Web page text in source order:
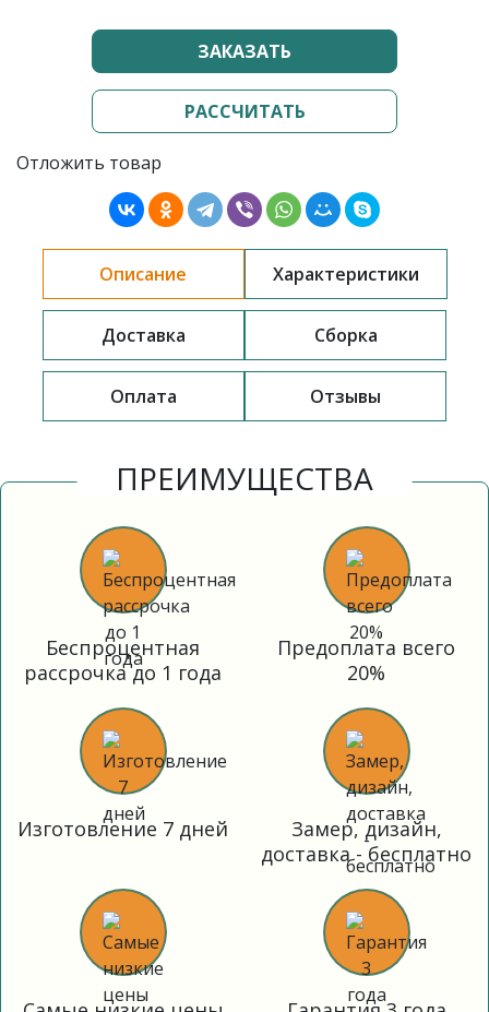
ЗАКАЗАТЬ
РАССЧИТАТЬ
Отложить товар
Описание Характеристики
Доставка Сборка
Оплата Отзывы
ПРЕИМУЩЕСТВА
Беспроцентная
рассрочка до 1 года
Предоплата всего
20%
Изготовление 7 дней
Замер, дизайн,
доставка - бесплатно